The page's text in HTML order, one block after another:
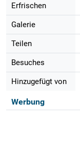
Erfrischen
Galerie
Teilen
Besuches
Hinzugefügt von
Werbung